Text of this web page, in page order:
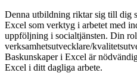
Denna utbildning riktar sig till dig
Excel som verktyg i arbetet med
uppföljning i socialtjänsten. Din
verksamhetsutvecklare/
Baskunskaper i Excel är
Excel i ditt dagliga arbete.